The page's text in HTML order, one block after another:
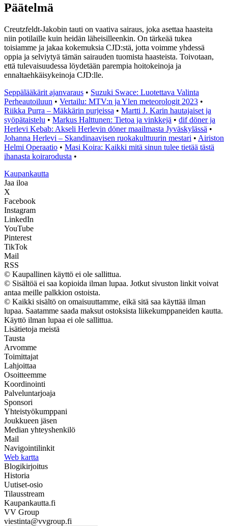
Päätelmä
Creutzfeldt-Jakobin tauti on vaativa sairaus, joka asettaa haasteita
niin potilaille kuin heidän läheisilleenkin. On tärkeää tukea
toisiamme ja jakaa kokemuksia CJD:stä, jotta voimme yhdessä
oppia ja selviytyä tämän sairauden tuomista haasteista. Toivotaan,
että tulevaisuudessa löydetään parempia hoitokeinoja ja
ennaltaehkäisykeinoja CJD:lle.
Seppälääkärit ajanvaraus • Suzuki Swace: Luotettava Valinta
Perheautoiluun • Vertailu: MTV:n ja Ylen meteorologit 2023 •
Riikka Purra – Mäkkärin purjeissa • Martti J. Karin hautajaiset ja
syöpätaistelu • Markus Halttunen: Tietoa ja vinkkejä • dif döner ja
Herlevi Kebab: Akseli Herlevin döner maailmasta Jyväskylässä •
Johanna Herlevi – Skandinaavisen ruokakulttuurin mestari • Airiston
Helmi Operaatio • Masi Koira: Kaikki mitä sinun tulee tietää tästä
ihanasta koirarodusta •
Kaupankautta
Jaa iloa
X
Facebook
Instagram
LinkedIn
YouTube
Pinterest
TikTok
Mail
RSS
© Kaupallinen käyttö ei ole sallittua.
© Sisältöä ei saa kopioida ilman lupaa. Jotkut sivuston linkit voivat
antaa meille palkkion ostoista.
© Kaikki sisältö on omaisuuttamme, eikä sitä saa käyttää ilman
lupaa. Saatamme saada maksut ostoksista liikekumppaneiden kautta.
Käyttö ilman lupaa ei ole sallittua.
Lisätietoja meistä
Tausta
Arvomme
Toimittajat
Lahjoittaa
Osoitteemme
Koordinointi
Palveluntarjoaja
Sponsori
Yhteistyökumppani
Joukkueen jäsen
Median yhteyshenkilö
Mail
Navigointilinkit
Web kartta
Blogikirjoitus
Historia
Uutiset-osio
Tilausstream
Kaupankautta.fi
VV Group
viestinta@vvgroup.fi